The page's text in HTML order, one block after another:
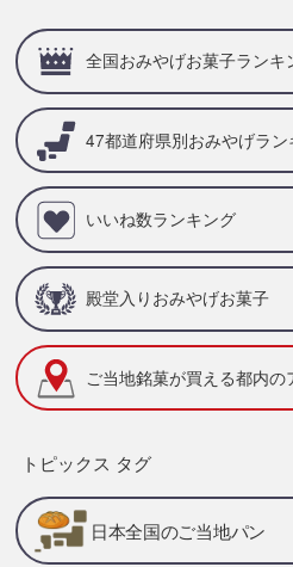
全国おみやげお菓子ランキ
47都道府県別おみやげラン
いいね数ランキング
殿堂入りおみやげお菓子
ご当地銘菓が買える都内の
トピックス タグ
日本全国のご当地パン